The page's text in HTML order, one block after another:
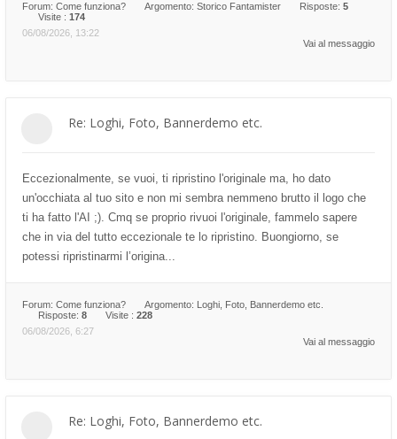
Forum: Come funziona? Argomento: Storico Fantamister Risposte: 5
Visite : 174
06/08/2026, 13:22
Vai al messaggio
Re: Loghi, Foto, Bannerdemo etc.
Eccezionalmente, se vuoi, ti ripristino l'originale ma, ho dato
un'occhiata al tuo sito e non mi sembra nemmeno brutto il logo che
ti ha fatto l'AI ;). Cmq se proprio rivuoi l'originale, fammelo sapere
che in via del tutto eccezionale te lo ripristino. Buongiorno, se
potessi ripristinarmi l’origina...
Forum: Come funziona? Argomento: Loghi, Foto, Bannerdemo etc.
Risposte: 8 Visite : 228
06/08/2026, 6:27
Vai al messaggio
Re: Loghi, Foto, Bannerdemo etc.